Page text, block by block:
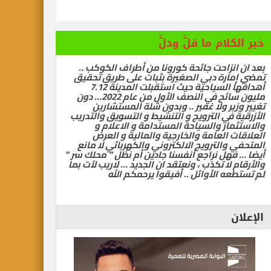
تسيّر رحلتين مباشرتين يومياً إلى كولومبو أول ديسمبر
سياحية لإنقاذ شيراتون الغردقة … بقلم أشرف سركيس
خير الكلام ما قلَّ ودلَّ
بعد ان انزاحت جائحة كورونا من أطراف الكوكب ..
تمضي إمارة دبي الصغيرة بثبات على طريق تحقيق
أهدافها السياحية حيث استقبلت المدينة 7.12
مليون سائح في النصف الأول من عام 2022… دون
تغيير وزير ولا غفير .. وبدون شلة المستشارين
الأزرقية في الترويج و التنشيط و التسويق والتدريب
والاستثمار والسياحة المستدامة و الاعلام و
العلاقات العامة والخارجية والمالية و العرض
المتحفي والترويج الالكتروني والكهربائي لا مانع
أيضا … فهل نراجع أنفسنا جادين أم نظل ” محلك سر ”
والأرقام لا تكذب ، ونعتقد ان الجديد … لاريب لآت بما
لم تستطعه الأوائل .. أفيقوا يرحمكم الله
الإعلان